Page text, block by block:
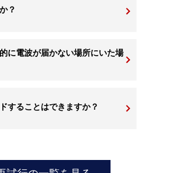
？
に電波が届かない場所にいた場
することはできますか？